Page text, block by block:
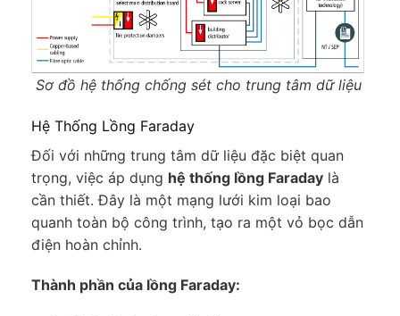
Sơ đồ hệ thống chống sét cho trung tâm dữ liệu
Hệ Thống Lồng Faraday
Đối với những trung tâm dữ liệu đặc biệt quan
trọng, việc áp dụng hệ thống lồng Faraday là
cần thiết. Đây là một mạng lưới kim loại bao
quanh toàn bộ công trình, tạo ra một vỏ bọc dẫn
điện hoàn chỉnh.
Thành phần của lồng Faraday: